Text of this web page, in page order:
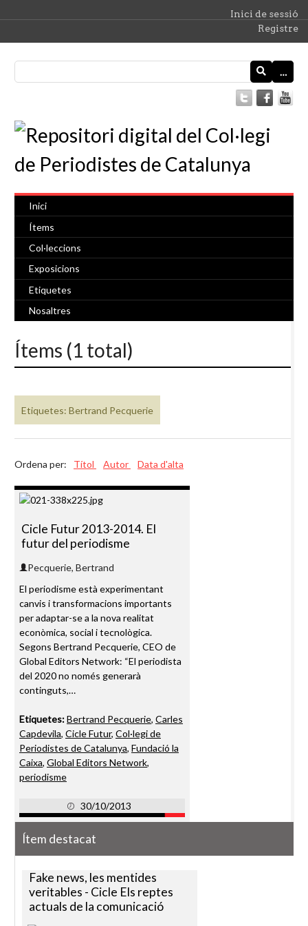
Inici de sessió
Registre
…
Inici
Ítems
Col·leccions
Exposicions
Etiquetes
Nosaltres
Ítems (1 total)
Etiquetes: Bertrand Pecquerie
Ordena per: Títol Autor Data d'alta
Cicle Futur 2013-2014. El
futur del periodisme
Pecquerie, Bertrand
El periodisme està experimentant
canvis i transformacions importants
per adaptar-se a la nova realitat
econòmica, social i tecnològica.
Segons Bertrand Pecquerie, CEO de
Global Editors Network: “El periodista
del 2020 no només generarà
continguts,…
Etiquetes:Bertrand Pecquerie, Carles
Capdevila, Cicle Futur, Col·legi de
Periodistes de Catalunya, Fundació la
Caixa, Global Editors Network,
periodisme
30/10/2013
Ítem destacat
Fake news, les mentides
veritables - Cicle Els reptes
actuals de la comunicació